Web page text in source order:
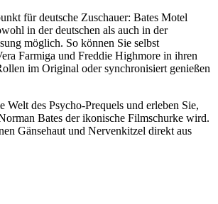
für deutsche Zuschauer: Bates Motel
in der deutschen als auch in der
möglich. So können Sie selbst
Farmiga und Freddie Highmore in ihren
im Original oder synchronisiert genießen
Welt des Psycho-Prequels und erleben Sie,
Bates der ikonische Filmschurke wird.
Gänsehaut und Nervenkitzel direkt aus